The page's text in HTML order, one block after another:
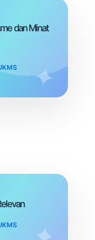
dan Minat